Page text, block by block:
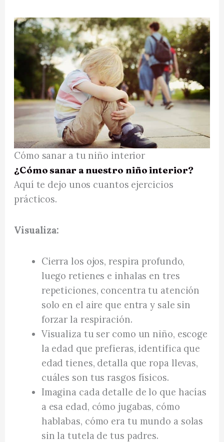
Cómo sanar a tu niño interior
¿Cómo sanar a nuestro niño interior?
Aquí te dejo unos cuantos ejercicios
prácticos.
Visualiza:
Cierra los ojos, respira profundo,
luego retienes e inhalas en tres
repeticiones, concentra tu atención
solo en el aire que entra y sale sin
forzar la respiración.
Visualiza tu ser como un niño, escoge
la edad que prefieras, identifica que
edad tienes, detalla que ropa llevas,
cuáles son tus rasgos físicos.
Imagina cada detalle de lo que hacías
a esa edad, cómo jugabas, cómo
hablabas, cómo era tu mundo a solas
sin la tutela de tus padres.